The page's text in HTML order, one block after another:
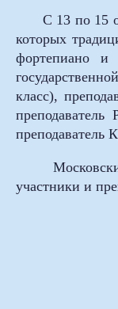
С 13 по 15
которых
фортепиано и
класс),
преподаватель
Московские
участники и